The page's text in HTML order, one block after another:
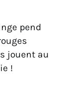
pend
jouent au
!